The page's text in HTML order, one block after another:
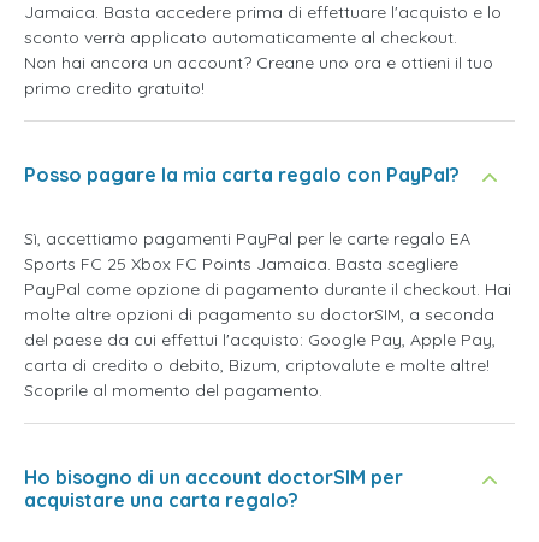
Jamaica. Basta accedere prima di effettuare l'acquisto e lo
sconto verrà applicato automaticamente al checkout.
Non hai ancora un account? Creane uno ora e ottieni il tuo
primo credito gratuito!
Posso pagare la mia carta regalo con PayPal?
Sì, accettiamo pagamenti PayPal per le carte regalo EA
Sports FC 25 Xbox FC Points Jamaica. Basta scegliere
PayPal come opzione di pagamento durante il checkout. Hai
molte altre opzioni di pagamento su doctorSIM, a seconda
del paese da cui effettui l'acquisto: Google Pay, Apple Pay,
carta di credito o debito, Bizum, criptovalute e molte altre!
Scoprile al momento del pagamento.
Ho bisogno di un account doctorSIM per
acquistare una carta regalo?